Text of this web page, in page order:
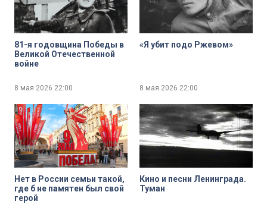
81-я годовщина Победы в
Великой Отечественной
войне
8 мая 2026 22:00
«Я убит подо Ржевом»
8 мая 2026 22:00
Нет в России семьи такой,
где б не памятен был свой
герой
Кино и песни Ленинграда.
Туман